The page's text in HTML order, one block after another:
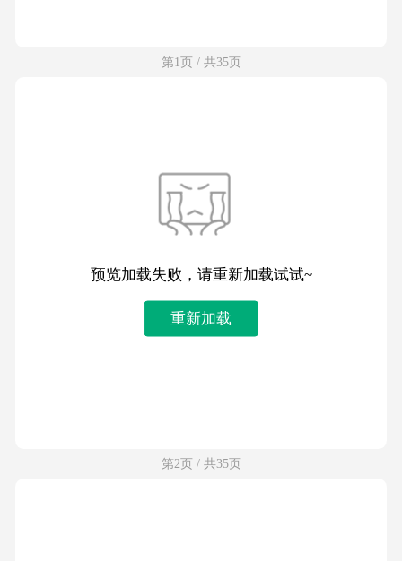
第1页 / 共35页
预览加载失败，请重新加载试试~
重新加载
第2页 / 共35页